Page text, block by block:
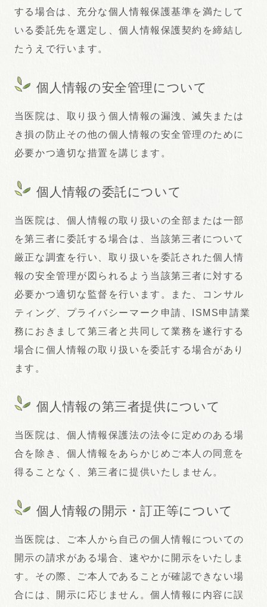
する場合は、充分な個人情報保護基準を満たして
いる委託先を選定し、個人情報保護契約を締結し
たうえで行います。
個人情報の安全管理について
当医院は、取り扱う個人情報の漏洩、滅失または
き損の防止その他の個人情報の安全管理のために
必要かつ適切な措置を講じます。
個人情報の委託について
当医院は、個人情報の取り扱いの全部または一部
を第三者に委託する場合は、当該第三者について
厳正な調査を行い、取り扱いを委託された個人情
報の安全管理が図られるよう当該第三者に対する
必要かつ適切な監督を行います。また、コンサル
ティング、プライバシーマーク申請、ISMS申請業
務におきまして第三者と共同して業務を遂行する
場合に個人情報の取り扱いを委託する場合があり
ます。
個人情報の第三者提供について
当医院は、個人情報保護法の法令に定めのある場
合を除き、個人情報をあらかじめご本人の同意を
得ることなく、第三者に提供いたしません。
個人情報の開示・訂正等について
当医院は、ご本人から自己の個人情報についての
開示の請求がある場合、速やかに開示をいたしま
す。その際、ご本人であることが確認できない場
合には、開示に応じません。個人情報に内容に誤